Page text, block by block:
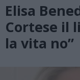
Elisa
Cortese il
la vita no”